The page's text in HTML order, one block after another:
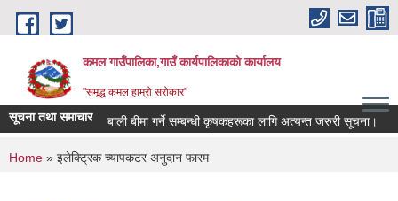
Skip to main content
कमल गाउँपालिका,गाउँ कार्यपालिकाको कार्यालय
"समृद्ध कमल हाम्रो सरोकार"
सूचना तथा समाचार बाली बीमा गर्ने सम्बन्धी कृषकहरूका लागि अत्यन्त जरुरी सूचना।
You are here
Home » इलेक्ट्रिक च्यापकटर अनुदान फारम